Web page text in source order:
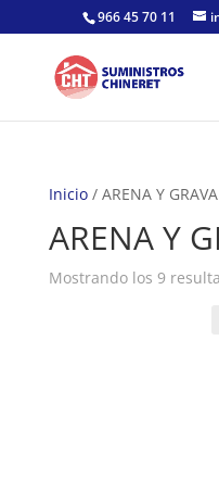
966 45 70 11
Inicio/ ARENA Y GRAVA
ARENA Y
Mostrando los 9